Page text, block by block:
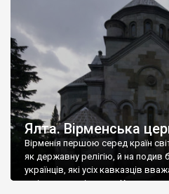
А потім було Хрещення Русі. На
Ялта. Вірменська
Вірменія першою серед країн
як державну релігію, й на подив
українців, які усіх кавказців
є відданими вірянами Христа